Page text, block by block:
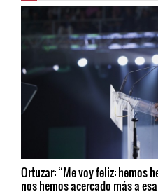
Ortuzar: “Me voy feliz: hemos
nos hemos acercado más a